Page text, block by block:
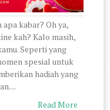
kabar? Oh ya,
kah? Kalo masih,
Seperti yang
spesial untuk
hadiah yang
Read More